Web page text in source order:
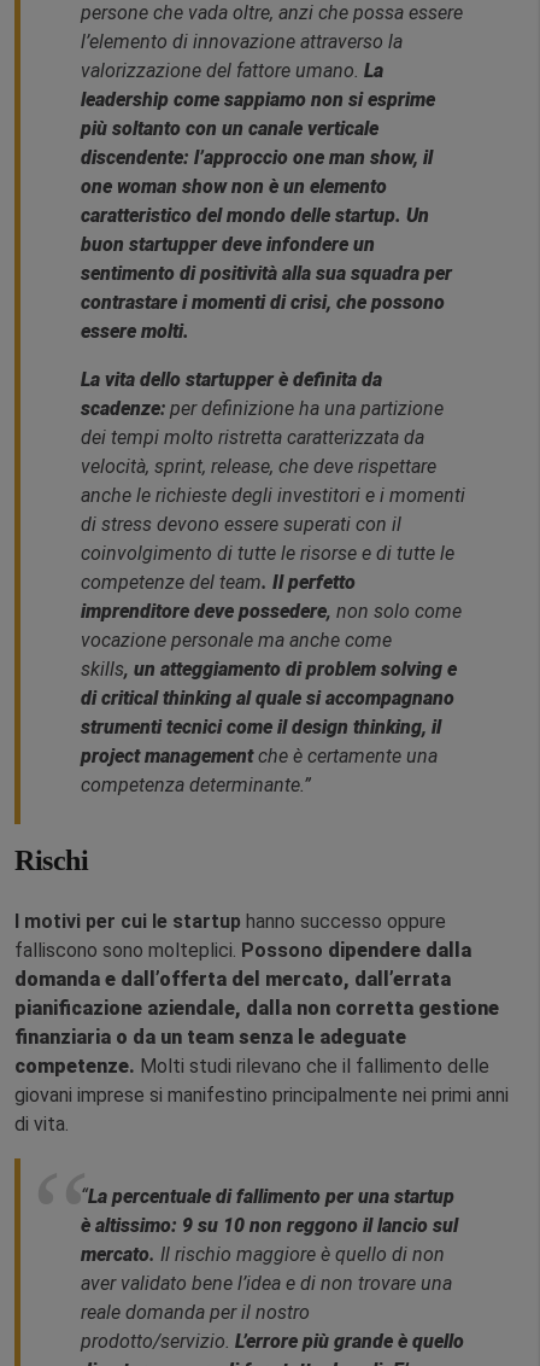
persone che vada oltre, anzi che possa essere
l’elemento di innovazione attraverso la
valorizzazione del fattore umano. La
leadership come sappiamo non si esprime
più soltanto con un canale verticale
discendente: l’approccio one man show, il
one woman show non è un elemento
caratteristico del mondo delle startup. Un
buon startupper deve infondere un
sentimento di positività alla sua squadra per
contrastare i momenti di crisi, che possono
essere molti.
La vita dello startupper è definita da
scadenze: per definizione ha una partizione
dei tempi molto ristretta caratterizzata da
velocità, sprint, release, che deve rispettare
anche le richieste degli investitori e i momenti
di stress devono essere superati con il
coinvolgimento di tutte le risorse e di tutte le
competenze del team. Il perfetto
imprenditore deve possedere, non solo come
vocazione personale ma anche come
skills, un atteggiamento di problem solving e
di critical thinking al quale si accompagnano
strumenti tecnici come il design thinking, il
project management che è certamente una
competenza determinante.”
Rischi
I motivi per cui le startup hanno successo oppure
falliscono sono molteplici. Possono dipendere dalla
domanda e dall’offerta del mercato, dall’errata
pianificazione aziendale, dalla non corretta gestione
finanziaria o da un team senza le adeguate
competenze. Molti studi rilevano che il fallimento delle
giovani imprese si manifestino principalmente nei primi anni
di vita.
“La percentuale di fallimento per una startup
è altissimo: 9 su 10 non reggono il lancio sul
mercato. Il rischio maggiore è quello di non
aver validato bene l’idea e di non trovare una
reale domanda per il nostro
prodotto/servizio. L’errore più grande è quello